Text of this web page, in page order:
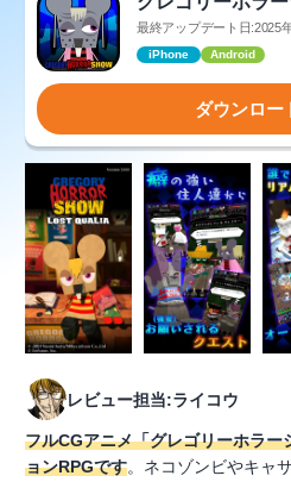
最終アップデート日:2025
iPhone Android
ダウンロー
レビュー担当:ライコウ
フルCGアニメ「グレゴリーホラー
ョンRPGです。ネコゾンビやキャ